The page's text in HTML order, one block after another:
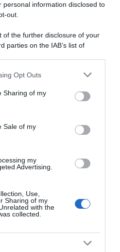
personal information disclosed to
out.
of the further disclosure of your
parties on the IAB’s list of
disclosed by us to third parties
app uses one or more Google
store information including but
behaviour. You may click to
and its third-party tags to
Opt Outs
Sharing of my
Sale of my
my
Advertising.
Use,
Sharing of my
with the
collected.
buns
da inzuppo di Giusina Battaglia
tortino al cioccolato
e crumble